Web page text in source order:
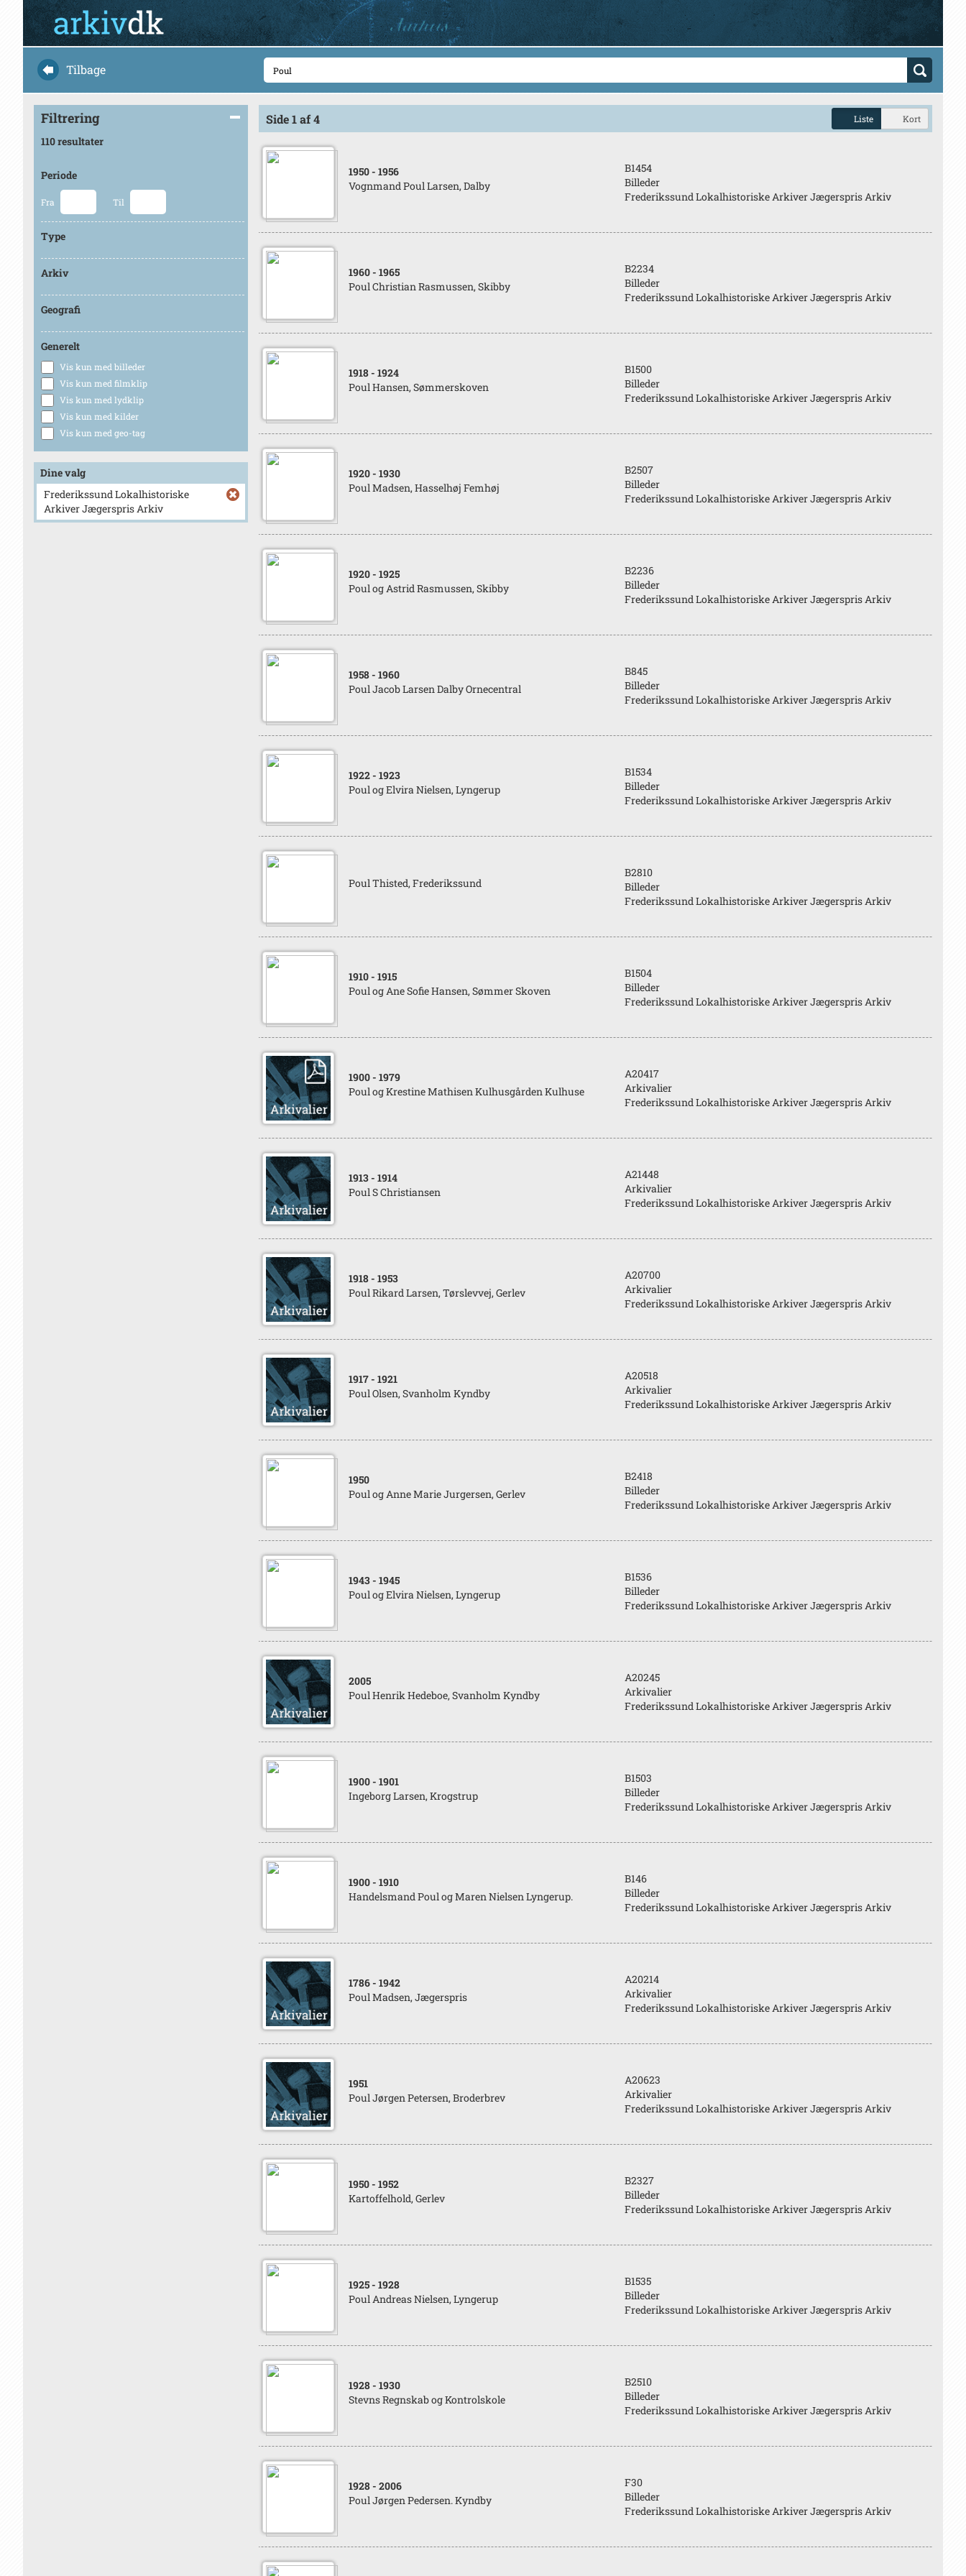
Tilbage
Filtrering
110 resultater
Periode
Fra Til
Type
Arkiv
Geografi
Generelt
Vis kun med billeder
Vis kun med filmklip
Vis kun med lydklip
Vis kun med kilder
Vis kun med geo-tag
Dine valg
Frederikssund Lokalhistoriske
Arkiver Jægerspris Arkiv
Side 1 af 4 Liste Kort
1950 - 1956
Vognmand Poul Larsen, Dalby
B1454
Billeder
Frederikssund Lokalhistoriske Arkiver Jægerspris Arkiv
1960 - 1965
Poul Christian Rasmussen, Skibby
B2234
Billeder
Frederikssund Lokalhistoriske Arkiver Jægerspris Arkiv
1918 - 1924
Poul Hansen, Sømmerskoven
B1500
Billeder
Frederikssund Lokalhistoriske Arkiver Jægerspris Arkiv
1920 - 1930
Poul Madsen, Hasselhøj Femhøj
B2507
Billeder
Frederikssund Lokalhistoriske Arkiver Jægerspris Arkiv
1920 - 1925
Poul og Astrid Rasmussen, Skibby
B2236
Billeder
Frederikssund Lokalhistoriske Arkiver Jægerspris Arkiv
1958 - 1960
Poul Jacob Larsen Dalby Ornecentral
B845
Billeder
Frederikssund Lokalhistoriske Arkiver Jægerspris Arkiv
1922 - 1923
Poul og Elvira Nielsen, Lyngerup
B1534
Billeder
Frederikssund Lokalhistoriske Arkiver Jægerspris Arkiv
Poul Thisted, Frederikssund
B2810
Billeder
Frederikssund Lokalhistoriske Arkiver Jægerspris Arkiv
1910 - 1915
Poul og Ane Sofie Hansen, Sømmer Skoven
B1504
Billeder
Frederikssund Lokalhistoriske Arkiver Jægerspris Arkiv
1900 - 1979
Poul og Krestine Mathisen Kulhusgården Kulhuse
A20417
Arkivalier
Frederikssund Lokalhistoriske Arkiver Jægerspris Arkiv
1913 - 1914
Poul S Christiansen
A21448
Arkivalier
Frederikssund Lokalhistoriske Arkiver Jægerspris Arkiv
1918 - 1953
Poul Rikard Larsen, Tørslevvej, Gerlev
A20700
Arkivalier
Frederikssund Lokalhistoriske Arkiver Jægerspris Arkiv
1917 - 1921
Poul Olsen, Svanholm Kyndby
A20518
Arkivalier
Frederikssund Lokalhistoriske Arkiver Jægerspris Arkiv
1950
Poul og Anne Marie Jurgersen, Gerlev
B2418
Billeder
Frederikssund Lokalhistoriske Arkiver Jægerspris Arkiv
1943 - 1945
Poul og Elvira Nielsen, Lyngerup
B1536
Billeder
Frederikssund Lokalhistoriske Arkiver Jægerspris Arkiv
2005
Poul Henrik Hedeboe, Svanholm Kyndby
A20245
Arkivalier
Frederikssund Lokalhistoriske Arkiver Jægerspris Arkiv
1900 - 1901
Ingeborg Larsen, Krogstrup
B1503
Billeder
Frederikssund Lokalhistoriske Arkiver Jægerspris Arkiv
1900 - 1910
Handelsmand Poul og Maren Nielsen Lyngerup.
B146
Billeder
Frederikssund Lokalhistoriske Arkiver Jægerspris Arkiv
1786 - 1942
Poul Madsen, Jægerspris
A20214
Arkivalier
Frederikssund Lokalhistoriske Arkiver Jægerspris Arkiv
1951
Poul Jørgen Petersen, Broderbrev
A20623
Arkivalier
Frederikssund Lokalhistoriske Arkiver Jægerspris Arkiv
1950 - 1952
Kartoffelhold, Gerlev
B2327
Billeder
Frederikssund Lokalhistoriske Arkiver Jægerspris Arkiv
1925 - 1928
Poul Andreas Nielsen, Lyngerup
B1535
Billeder
Frederikssund Lokalhistoriske Arkiver Jægerspris Arkiv
1928 - 1930
Stevns Regnskab og Kontrolskole
B2510
Billeder
Frederikssund Lokalhistoriske Arkiver Jægerspris Arkiv
1928 - 2006
Poul Jørgen Pedersen. Kyndby
F30
Billeder
Frederikssund Lokalhistoriske Arkiver Jægerspris Arkiv